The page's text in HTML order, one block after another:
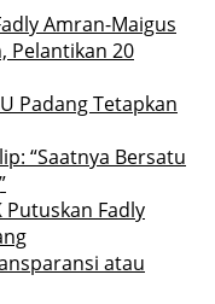
Amran-Maigus
Pelantikan 20
Padang Tetapkan
“Saatnya Bersatu
Putuskan Fadly
atau